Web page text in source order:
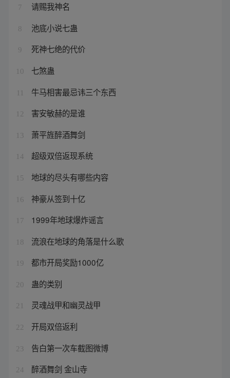
7 请赐我神名
8 池底小说七蛊
9 死神七绝的代价
10 七煞蛊
牛马相害最忌讳三个东西
12 害安敏赫的是谁
13 萧平旌醉酒舞剑
14 超级双倍返现系统
15 地球的尽头有哪些内容
16 神豪从签到十亿
17 1999年地球爆炸谣言
18 流浪在地球的角落是什么歌
19 都市开局奖励1000亿
20 蛊的类别
21 灵魂战甲和幽灵战甲
22 开局双倍返利
23 告白第一次车截图微博
24 醉酒舞剑 金山寺